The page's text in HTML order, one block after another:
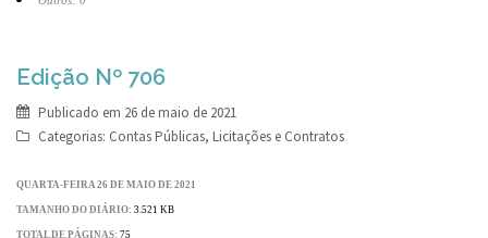
Edição Nº 706
Publicado em 26 de maio de 2021
Categorias: Contas Públicas, Licitações e Contratos
QUARTA-FEIRA 26 DE MAIO DE 2021
TAMANHO DO DIÁRIO: 3.521 KB
TOTAL DE PÁGINAS: 75